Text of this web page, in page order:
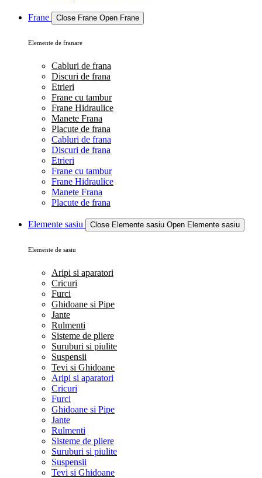
Frane Close Frane Open Frane
Elemente de franare
Cabluri de frana
Discuri de frana
Etrieri
Frane cu tambur
Frane Hidraulice
Manete Frana
Placute de frana
Cabluri de frana
Discuri de frana
Etrieri
Frane cu tambur
Frane Hidraulice
Manete Frana
Placute de frana
Elemente sasiu Close Elemente sasiu Open Elemente sasiu
Elemente de sasiu
Aripi si aparatori
Cricuri
Furci
Ghidoane si Pipe
Jante
Rulmenti
Sisteme de pliere
Suruburi si piulite
Suspensii
Tevi si Ghidoane
Aripi si aparatori
Cricuri
Furci
Ghidoane si Pipe
Jante
Rulmenti
Sisteme de pliere
Suruburi si piulite
Suspensii
Tevi si Ghidoane